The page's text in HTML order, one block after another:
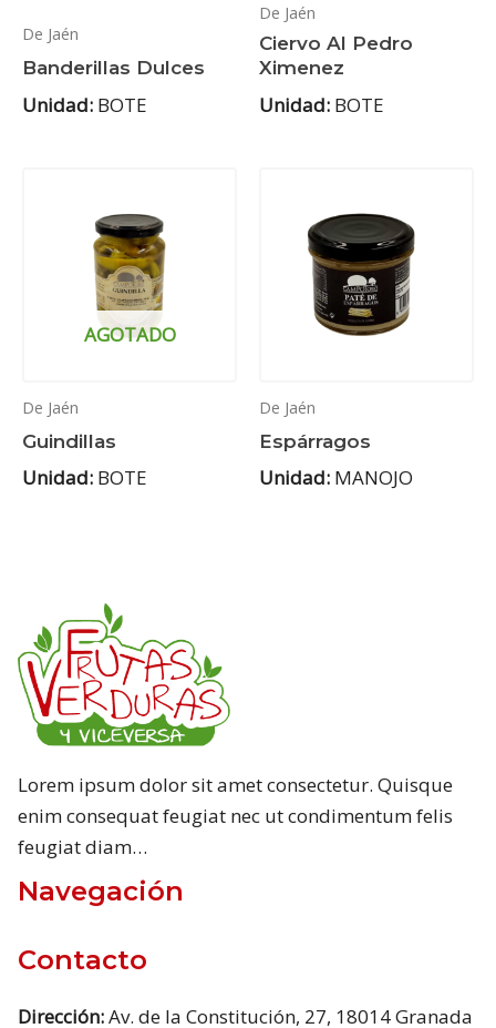
De Jaén
Banderillas Dulces
Unidad: BOTE
De Jaén
Ciervo Al Pedro
Ximenez
Unidad: BOTE
AGOTADO
De Jaén
Guindillas
Unidad: BOTE
De Jaén
Espárragos
Unidad: MANOJO
Lorem ipsum dolor sit amet consectetur. Quisque
enim consequat feugiat nec ut condimentum felis
feugiat diam…
Navegación
Contacto
Dirección:Av. de la Constitución, 27, 18014 Granada